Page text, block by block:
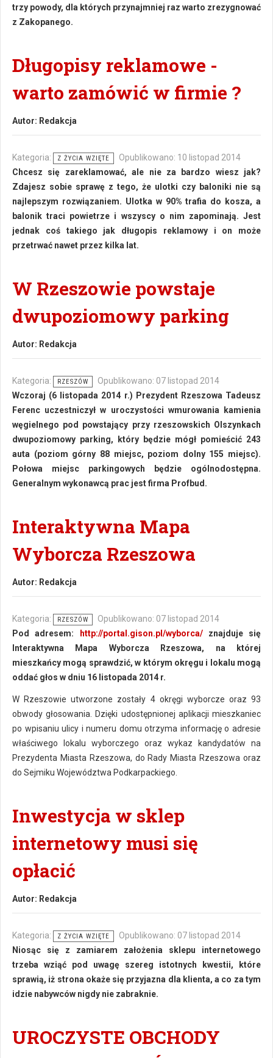
trzy powody, dla których przynajmniej raz warto zrezygnować
z Zakopanego.
Długopisy reklamowe -
warto zamówić w firmie ?
Autor: Redakcja
Kategoria: Z ŻYCIA WZIĘTE
Opublikowano: 10 listopad 2014
Chcesz się zareklamować, ale nie za bardzo wiesz jak?
Zdajesz sobie sprawę z tego, że ulotki czy baloniki nie są
najlepszym rozwiązaniem. Ulotka w 90% trafia do kosza, a
balonik traci powietrze i wszyscy o nim zapominają. Jest
jednak coś takiego jak długopis reklamowy i on może
przetrwać nawet przez kilka lat.
W Rzeszowie powstaje
dwupoziomowy parking
Autor: Redakcja
Kategoria: RZESZÓW
Opublikowano: 07 listopad 2014
Wczoraj (6 listopada 2014 r.) Prezydent Rzeszowa Tadeusz
Ferenc uczestniczył w uroczystości wmurowania kamienia
węgielnego pod powstający przy rzeszowskich Olszynkach
dwupoziomowy parking, który będzie mógł pomieścić 243
auta (poziom górny 88 miejsc, poziom dolny 155 miejsc).
Połowa miejsc parkingowych będzie ogólnodostępna.
Generalnym wykonawcą prac jest firma Profbud.
Interaktywna Mapa
Wyborcza Rzeszowa
Autor: Redakcja
Kategoria: RZESZÓW
Opublikowano: 07 listopad 2014
Pod adresem:
http://portal.gison.pl/wyborca/znajduje się
Interaktywna Mapa Wyborcza Rzeszowa, na której
mieszkańcy mogą sprawdzić, w którym okręgu i lokalu mogą
oddać głos w dniu 16 listopada 2014 r.
W Rzeszowie utworzone zostały 4 okręgi wyborcze oraz 93
obwody głosowania. Dzięki udostępnionej aplikacji mieszkaniec
po wpisaniu ulicy i numeru domu otrzyma informację o adresie
właściwego lokalu wyborczego oraz wykaz kandydatów na
Prezydenta Miasta Rzeszowa, do Rady Miasta Rzeszowa oraz
do Sejmiku Województwa Podkarpackiego.
Inwestycja w sklep
internetowy musi się
opłacić
Autor: Redakcja
Kategoria: Z ŻYCIA WZIĘTE
Opublikowano: 07 listopad 2014
Niosąc się z zamiarem założenia sklepu internetowego
trzeba wziąć pod uwagę szereg istotnych kwestii, które
sprawią, iż strona okaże się przyjazna dla klienta, a co za tym
idzie nabywców nigdy nie zabraknie.
UROCZYSTE OBCHODY